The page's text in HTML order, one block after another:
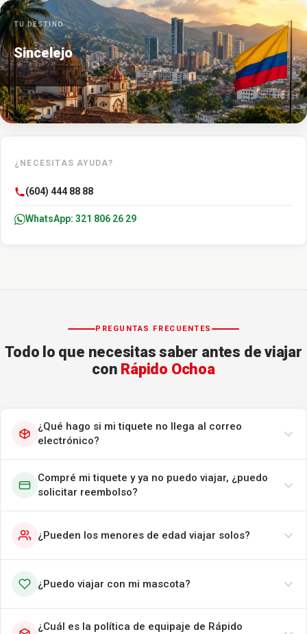
TU DESTINO
Sincelejo
¿NECESITAS AYUDA?
(604) 444 88 88
WhatsApp: 321 806 26 29
PREGUNTAS FRECUENTES
Todo lo que necesitas saber antes de viajar
con Rápido Ochoa
¿Qué hago si mi tiquete no llega al correo
electrónico?
Compré mi tiquete y ya no puedo viajar, ¿puedo
solicitar reembolso?
¿Pueden los menores de edad viajar solos?
¿Puedo viajar con mi mascota?
¿Cuál es la política de equipaje de Rápido